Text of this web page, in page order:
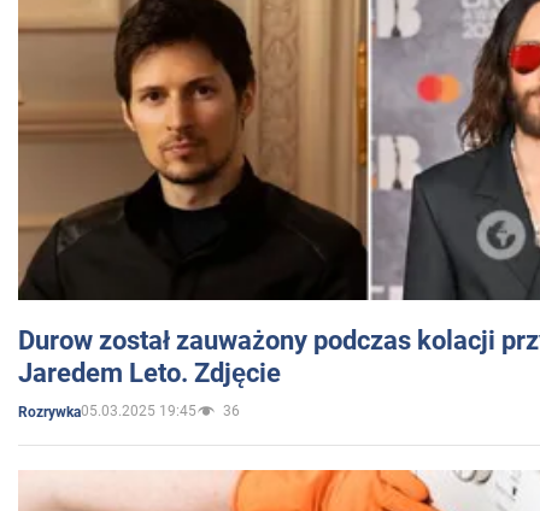
Durow został zauważony podczas kolacji
Jaredem Leto. Zdjęcie
Rozrywka05.03.2025 19:45 36